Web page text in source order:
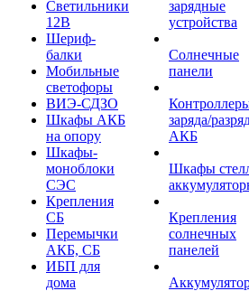
Светильники
12В
Шериф-
балки
Мобильные
светофоры
ВИЭ-СДЗО
Шкафы АКБ
на опору
Шкафы-
моноблоки
СЭС
Крепления
СБ
Перемычки
АКБ, СБ
ИБП для
дома
зарядные
устройства
Солнечные
панели
заряда/
АКБ
Шкафы
Крепления
солнечных
панелей